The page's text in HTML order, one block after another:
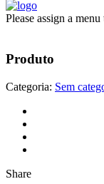
Please assign a
Produto
Categoria: Sem
Share